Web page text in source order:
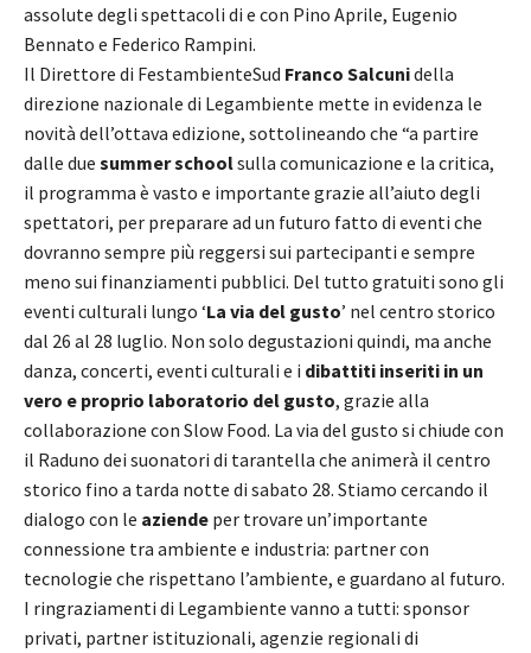
assolute degli spettacoli di e con Pino Aprile, Eugenio
Bennato e Federico Rampini.
Il Direttore di FestambienteSud Franco Salcunidella
direzione nazionale di Legambiente mette in evidenza le
novità dell’ottava edizione, sottolineando che “a partire
dalle due summer schoolsulla comunicazione e la critica,
il programma è vasto e importante grazie all’aiuto degli
spettatori, per preparare ad un futuro fatto di eventi che
dovranno sempre più reggersi sui partecipanti e sempre
meno sui finanziamenti pubblici. Del tutto gratuiti sono gli
eventi culturali lungo ‘La via del gusto’ nel centro storico
dal 26 al 28 luglio. Non solo degustazioni quindi, ma anche
danza, concerti, eventi culturali e i dibattiti inseriti in un
vero e proprio laboratorio del gusto, grazie alla
collaborazione con Slow Food. La via del gusto si chiude con
il Raduno dei suonatori di tarantella che animerà il centro
storico fino a tarda notte di sabato 28. Stiamo cercando il
dialogo con le aziende per trovare un’importante
connessione tra ambiente e industria: partner con
tecnologie che rispettano l’ambiente, e guardano al futuro.
I ringraziamenti di Legambiente vanno a tutti: sponsor
privati, partner istituzionali, agenzie regionali di